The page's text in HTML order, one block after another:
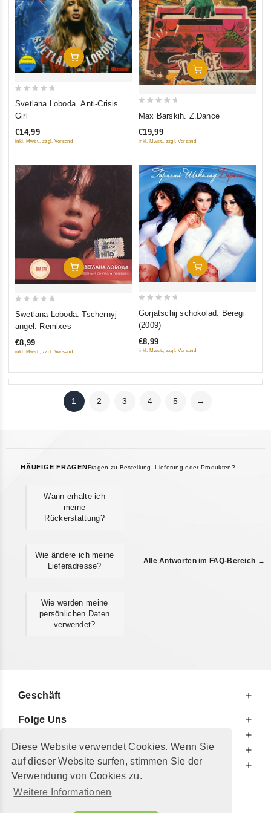
Diese Website verwendet Cookies. Wenn Sie
auf dieser Website surfen, stimmen Sie der
Verwendung von Cookies zu.
Weitere Informationen
In Den Warenkorb
5
Svetlana Loboda. Anti-Crisis
Girl
€14,99
inkl. Mwst., zzgl. Versand
In Den Warenkorb
of
Max Barskih. Z.Dance
€19,99
inkl. Mwst., zzgl. Versand
In Den Warenkorb
5
Swetlana Loboda. Tschernyj
angel. Remixes
€8,99
inkl. Mwst., zzgl. Versand
In Den Warenkorb
out
5
Gorjatschij schokolad. Beregi
(2009)
€8,99
inkl. Mwst., zzgl. Versand
1 2 3 4 5 →
HÄUFIGE FRAGEN Fragen zu Bestellung, Lieferung oder Produkten?
Wann erhalte ich
meine
Rückerstattung?
Wie ändere ich meine
Lieferadresse?
Wie werden meine
persönlichen Daten
verwendet?
Alle Antworten im FAQ-Bereich →
Geschäft
Folge Uns
Zu Ihrer Information
Zusätzlich
© 2002 - 2026"Petershop GmbH"